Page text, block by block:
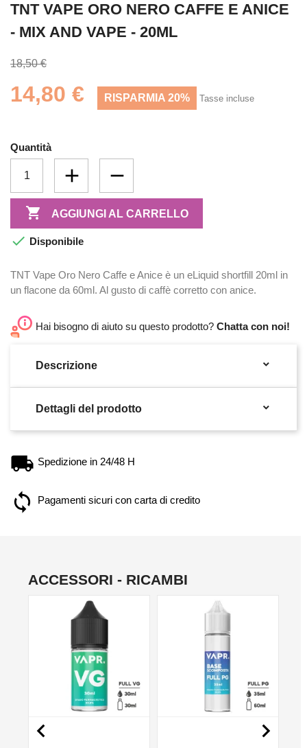
TNT VAPE ORO NERO CAFFE E ANICE
- MIX AND VAPE - 20ML
18,50 €
14,80 € RISPARMIA 20% Tasse incluse
Quantità
 AGGIUNGI AL CARRELLO
 Disponibile
TNT Vape Oro Nero Caffe e Anice è un eLiquid shortfill 20ml in
un flacone da 60ml. Al gusto di caffè corretto con anice.
Hai bisogno di aiuto su questo prodotto? Chatta con noi!
Descrizione 
Dettagli del prodotto 
Spedizione in 24/48 H
Pagamenti sicuri con carta di credito
ACCESSORI - RICAMBI
 